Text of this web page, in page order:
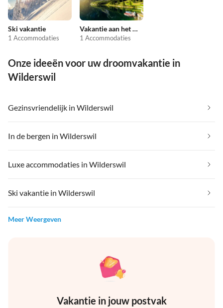
Ski vakantie
1 Accommodaties
Vakantie aan het meer
1 Accommodaties
Onze ideeën voor uw droomvakantie in
Wilderswil
Gezinsvriendelijk in Wilderswil
In de bergen in Wilderswil
Luxe accommodaties in Wilderswil
Ski vakantie in Wilderswil
Meer Weergeven
Vakantie in jouw postvak